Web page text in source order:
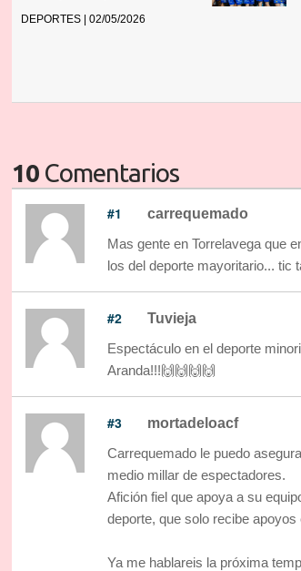
DEPORTES | 02/05/2026
10 Comentarios
#1 carrequemado
Mas gente en Torrelavega que
los del deporte mayoritario... tic
#2 Tuvieja
Espectáculo en el deporte
Aranda!!!🙌🙌🙌🙌
#3 mortadeloacf
Carrequemado le puedo
medio millar de espectadores.
Afición fiel que apoya a su
deporte, que solo recibe
Ya me hablareis la próxima